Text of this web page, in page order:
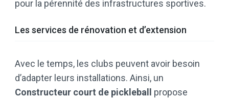
pour la pérennité des infrastructures sportives.
Les services de rénovation et d’extension
Avec le temps, les clubs peuvent avoir besoin
d’adapter leurs installations. Ainsi, un
Constructeur court de pickleball
propose